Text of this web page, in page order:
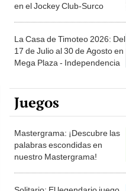
en el Jockey Club-Surco
La Casa de Timoteo 2026: Del
17 de Julio al 30 de Agosto en
Mega Plaza - Independencia
Juegos
Mastergrama: ¡Descubre las
palabras escondidas en
nuestro Mastergrama!